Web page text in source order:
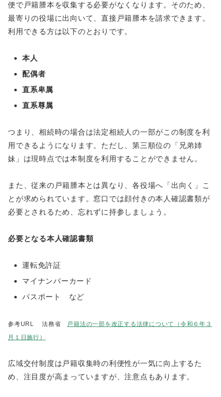
便で戸籍謄本を収集する必要がなくなります。そのため、
最寄りの役場に出向いて、直接戸籍謄本を請求できます。
利用できる方は以下のとおりです。
本人
配偶者
直系卑属
直系尊属
つまり、相続時の場合は法定相続人の一部がこの制度を利
用できるようになります。ただし、第三順位の「兄弟姉
妹」は現時点では本制度を利用することができません。
また、従来の戸籍謄本とは異なり、各役場へ「出向く」こ
とが求められています。窓口では顔付きの本人確認書類が
必要とされるため、忘れずに持参しましょう。
必要となる本人確認書類
運転免許証
マイナンバーカード
パスポート など
参考URL 法務省
戸籍法の一部を改正する法律について（令和６年３
月１日施行）
広域交付制度は戸籍収集時の利便性が一気に向上するた
め、注目度が高まっていますが、注意点もあります。